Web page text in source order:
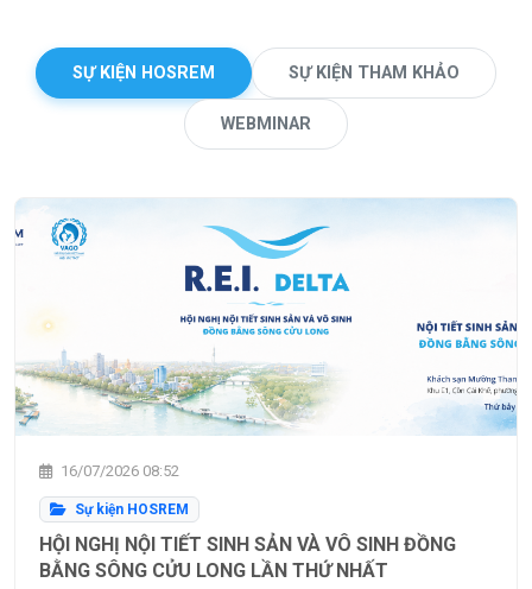
SỰ KIỆN HOSREM SỰ KIỆN THAM KHẢO
WEBMINAR
16/07/2026 08:52
Sự kiện HOSREM
HỘI NGHỊ NỘI TIẾT SINH SẢN VÀ VÔ SINH ĐỒNG
BẰNG SÔNG CỬU LONG LẦN THỨ NHẤT